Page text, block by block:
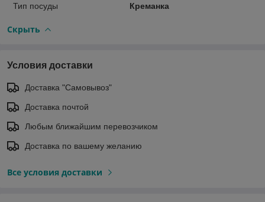
Тип посуды
Креманка
Скрыть
Условия доставки
Доставка "Самовывоз"
Доставка почтой
Любым ближайшим перевозчиком
Доставка по вашему желанию
Все условия доставки